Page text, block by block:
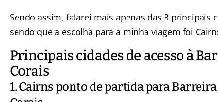
Sendo assim, falarei mais apenas das 3 principais
sendo que a escolha para a minha viagem foi
Principais cidades de acesso à
Corais
1. Cairns ponto de partida para Barreira